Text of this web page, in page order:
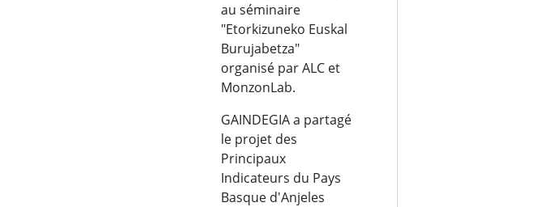
au séminaire
"Etorkizuneko Euskal
Burujabetza"
organisé par ALC et
MonzonLab.
GAINDEGIA a partagé
le projet des
Principaux
Indicateurs du Pays
Basque d'Anjeles